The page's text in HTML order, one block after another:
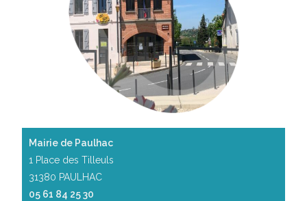
Mairie de Paulhac
1 Place des Tilleuls
31380 PAULHAC
05 61 84 25 30